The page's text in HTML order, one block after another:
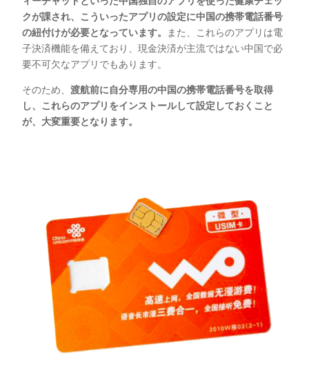
クが課され、こういったアプリの設定に中国の携帯電話番号
の紐付けが必要となっています。
また、これらのアプリは電
子決済機能を備えており、現金決済が主流ではない中国で必
要不可欠なアプリでもあります。
そのため、渡航前に自分専用の中国の携帯電話番号を取得
し、これらのアプリをインストールして設定しておくこと
が、大変重要となります。